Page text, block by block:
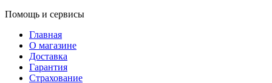
Помощь и сервисы
Главная
О магазине
Доставка
Гарантия
Страхование